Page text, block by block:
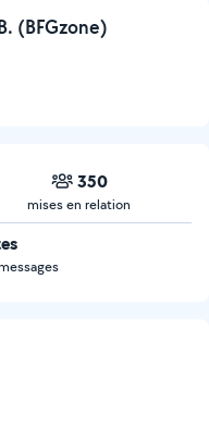
(BFGzone)
350
mises en relation